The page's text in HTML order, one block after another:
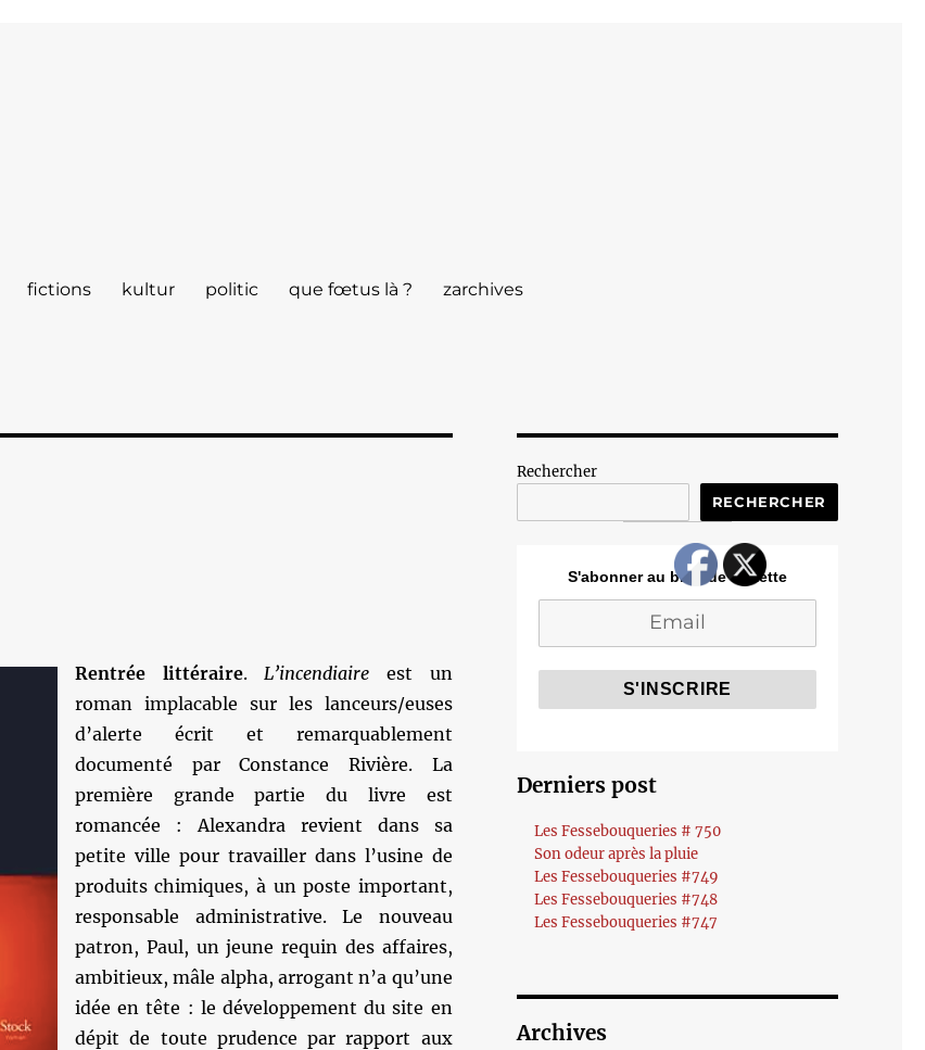
fictions kultur politic que fœtus là ? zarchives
Rentrée littéraire.L’incendiaire est un
roman implacable sur les lanceurs/euses
d’alerte écrit et remarquablement
documenté par Constance Rivière. La
première grande partie du livre est
romancée : Alexandra revient dans sa
petite ville pour travailler dans l’usine de
produits chimiques, à un poste important,
responsable administrative. Le nouveau
patron, Paul, un jeune requin des affaires,
ambitieux, mâle alpha, arrogant n’a qu’une
idée en tête : le développement du site en
dépit de toute prudence par rapport aux
Rechercher
RECHERCHER
S'abonner au blog de Cozette
Derniers post
Les Fessebouqueries # 750
Son odeur après la pluie
Les Fessebouqueries #749
Les Fessebouqueries #748
Les Fessebouqueries #747
Archives